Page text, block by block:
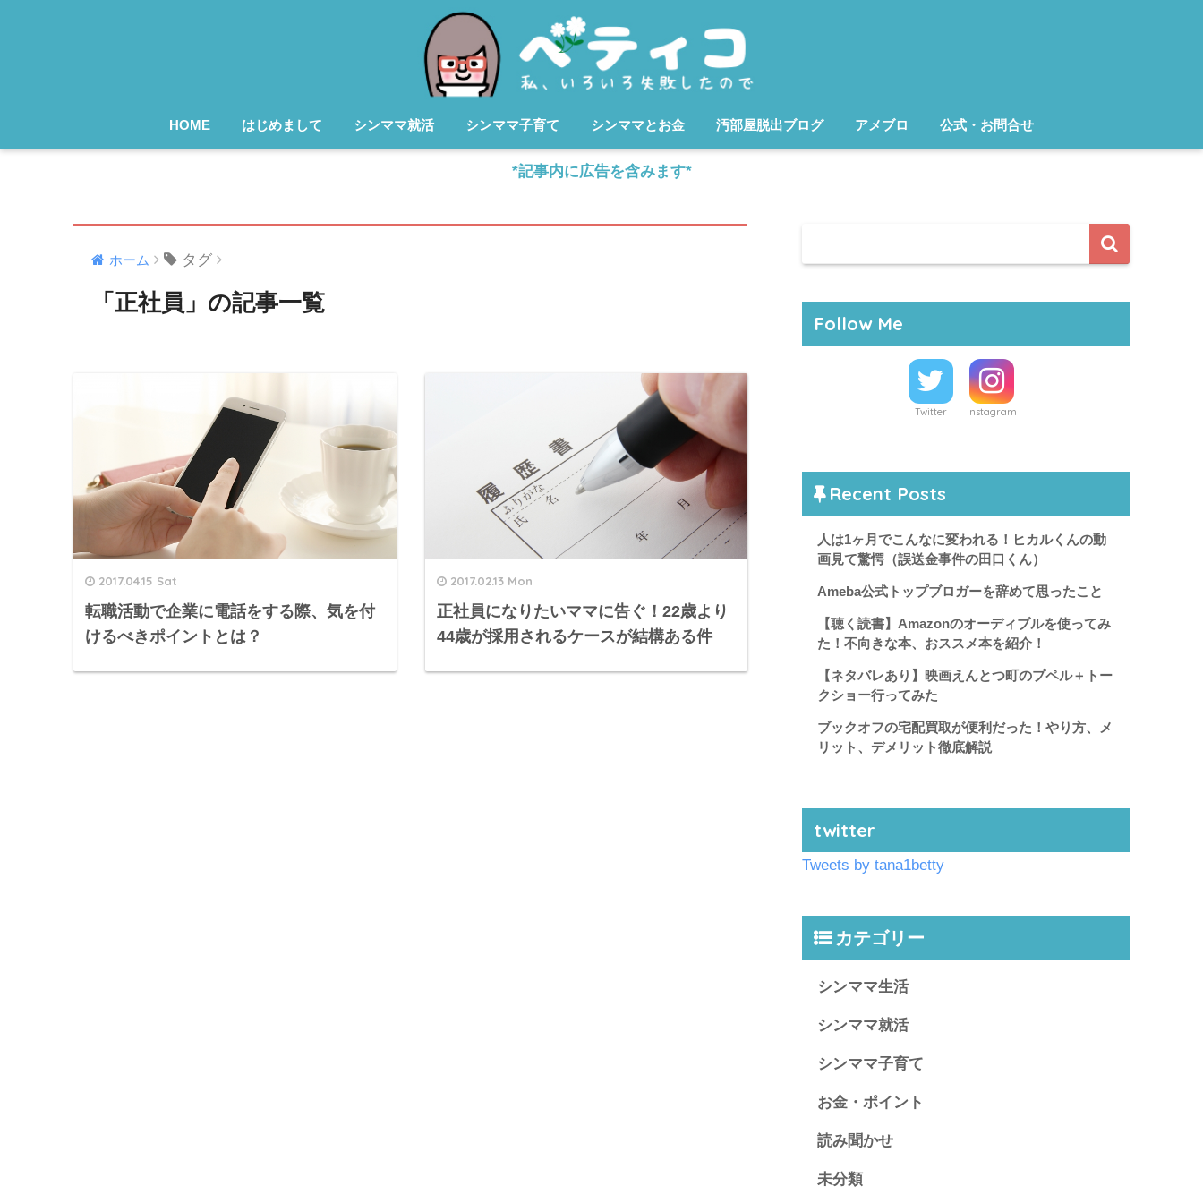
HOME はじめまして シンママ就活 シンママ子育て シンママとお金 汚部屋脱出ブログ アメブロ 公式・お問合せ
*記事内に広告を含みます*
ホーム タグ
「正社員」の記事一覧
2017.04.15 Sat
転職活動で企業に電話をする際、気を付
けるべきポイントとは？
2017.02.13 Mon
正社員になりたいママに告ぐ！22歳より
44歳が採用されるケースが結構ある件
Follow Me
Twitter Instagram
Recent Posts
人は1ヶ月でこんなに変われる！ヒカルくんの動
画見て驚愕（誤送金事件の田口くん）
Ameba公式トップブロガーを辞めて思ったこと
【聴く読書】Amazonのオーディブルを使ってみ
た！不向きな本、おススメ本を紹介！
【ネタバレあり】映画えんとつ町のプペル＋トー
クショー行ってみた
ブックオフの宅配買取が便利だった！やり方、メ
リット、デメリット徹底解説
twitter
Tweets by tana1betty
カテゴリー
シンママ生活
シンママ就活
シンママ子育て
お金・ポイント
読み聞かせ
未分類